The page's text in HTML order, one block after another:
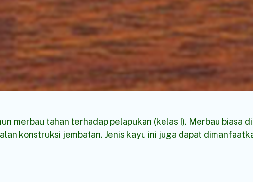
merbau tahan terhadap pelapukan (kelas I). Merbau biasa
konstruksi jembatan. Jenis kayu ini juga dapat